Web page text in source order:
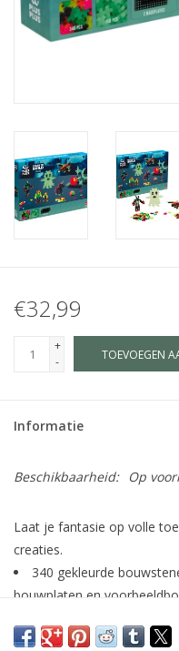
SALE
€32,99
+
-
TOEVOEGEN
Informatie
Beschikbaarheid: Op
Laat je fantasie op volle
creaties.
340 gekleurde
bouwplaten en
BPA- en ftalaatvrij